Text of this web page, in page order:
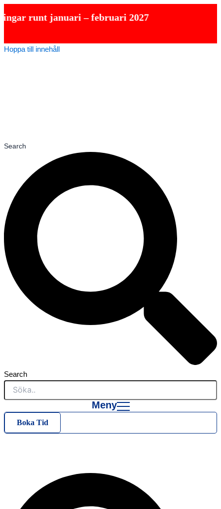
januari – februari 2027
Hoppa till innehåll
Search
Search
Meny
Boka Tid